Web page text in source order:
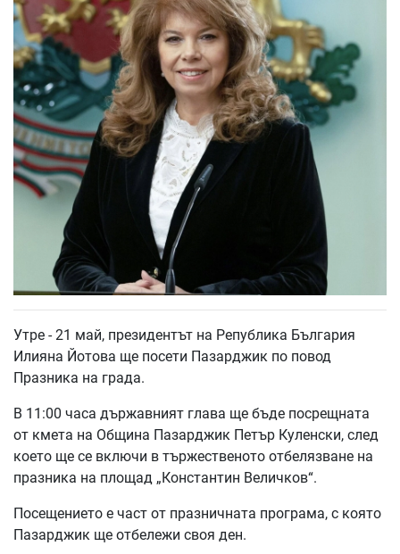
Утре - 21 май, президентът на Република България
Илияна Йотова ще посети Пазарджик по повод
Празника на града.
В 11:00 часа държавният глава ще бъде посрещната
от кмета на Община Пазарджик Петър Куленски, след
което ще се включи в тържественото отбелязване на
празника на площад „Константин Величков“.
Посещението е част от празничната програма, с която
Пазарджик ще отбележи своя ден.